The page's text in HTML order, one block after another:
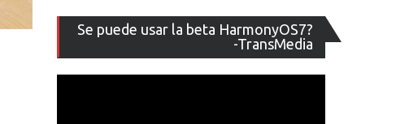
Se puede usar la beta HarmonyOS7?
-TransMedia
de
vídeo